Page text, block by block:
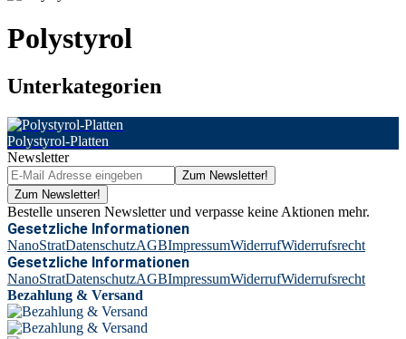
Polystyrol
Unterkategorien
Polystyrol-Platten
Newsletter
Zum Newsletter!
Zum Newsletter!
Bestelle unseren Newsletter und verpasse keine Aktionen mehr.
Gesetzliche Informationen
NanoStratDatenschutzAGBImpressumWiderrufWiderrufsrecht
Gesetzliche Informationen
NanoStratDatenschutzAGBImpressumWiderrufWiderrufsrecht
Bezahlung & Versand